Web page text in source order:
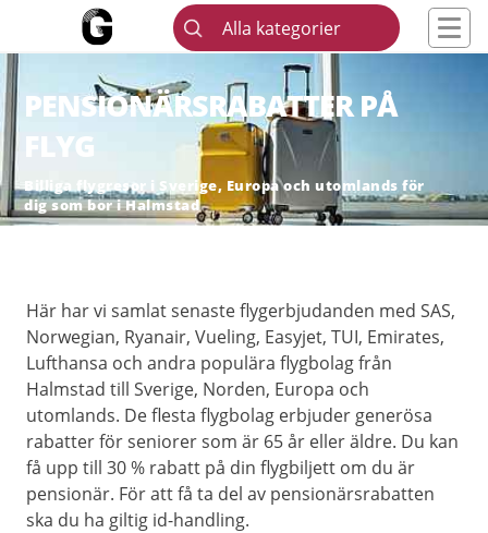
Alla kategorier
PENSIONÄRSRABATTER PÅ
FLYG
Billiga flygresor i Sverige, Europa och utomlands för
dig som bor i Halmstad
Här har vi samlat senaste flygerbjudanden med SAS,
Norwegian, Ryanair, Vueling, Easyjet, TUI, Emirates,
Lufthansa och andra populära flygbolag från
Halmstad till Sverige, Norden, Europa och
utomlands. De flesta flygbolag erbjuder generösa
rabatter för seniorer som är 65 år eller äldre. Du kan
få upp till 30 % rabatt på din flygbiljett om du är
pensionär. För att få ta del av pensionärsrabatten
ska du ha giltig id-handling.